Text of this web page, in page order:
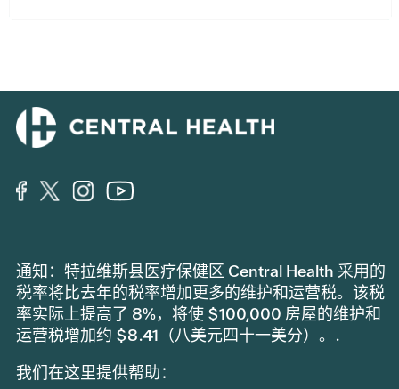
通知：特拉维斯县医疗保健区 Central Health 采用的
税率将比去年的税率增加更多的维护和运营税。该税
率实际上提高了 8%，将使 $100,000 房屋的维护和
运营税增加约 $8.41（八美元四十一美分）。.
我们在这里提供帮助：